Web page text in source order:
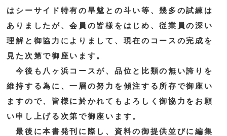
はシーサイド特有の旱魃との斗い等、幾多の試練は
ありましたが、会員の皆様をはじめ、従業員の深い
理解と御協力によりまして、現在のコースの完成を
見た次第で御座います。
今後も八ヶ浜コースが、品位と比類の無い誇りを
維持する為に、一層の努力を傾注する所存で御座い
ますので、皆様に於かれてもよろしく御協力をお願
い申し上げる次第で御座います。
最後に本書発刊に際し、資料の御提供並びに編集